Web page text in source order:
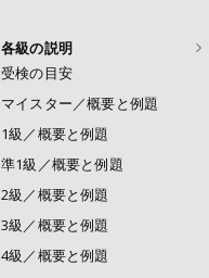
各級の説明
受検の目安
マイスター／概要と例題
1級／概要と例題
準1級／概要と例題
2級／概要と例題
3級／概要と例題
4級／概要と例題